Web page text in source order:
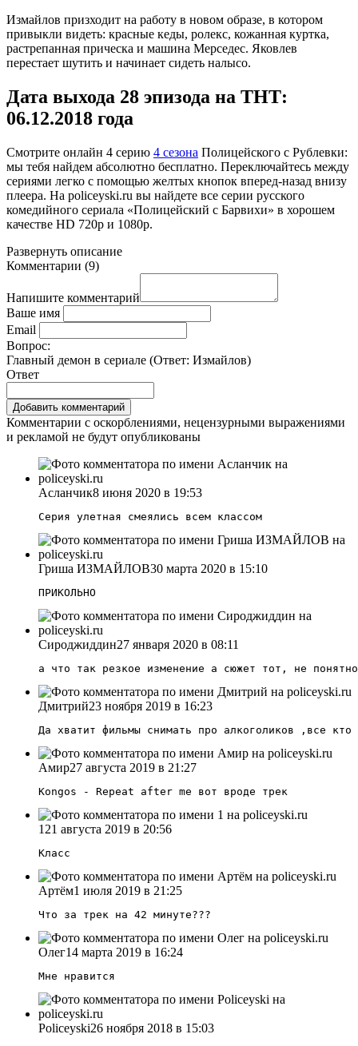
Измайлов призходит на работу в новом образе, в котором
привыкли видеть: красные кеды, ролекс, кожанная куртка,
растрепанная прическа и машина Мерседес. Яковлев
перестает шутить и начинает сидеть налысо.
Дата выхода 28 эпизода на ТНТ:
06.12.2018 года
Смотрите онлайн 4 серию 4 сезона Полицейского с Рублевки:
мы тебя найдем абсолютно бесплатно. Переключайтесь между
сериями легко с помощью желтых кнопок вперед-назад внизу
плеера. На policeyski.ru вы найдете все серии русского
комедийного сериала «Полицейский с Барвихи» в хорошем
качестве HD 720p и 1080p.
Развернуть описание
Комментарии (9)
Напишите комментарий
Ваше имя
Email
Вопрос:
Главный демон в сериале (Ответ: Измайлов)
Ответ
Комментарии с оскорблениями, нецензурными выражениями
и рекламой не будут опубликованы
Асланчик8 июня 2020 в 19:53
Серия улетная смеялись всем классом
Гриша ИЗМАЙЛОВ30 марта 2020 в 15:10
ПРИКОЛЬНО
Сироджиддин27 января 2020 в 08:11
а что так резкое изменение а сюжет тот, не понятно
Дмитрий23 ноября 2019 в 16:23
Да хватит фильмы снимать про алкоголиков ,все
Амир27 августа 2019 в 21:27
Kongos - Repeat after me вот вроде трек
1 21 августа 2019 в 20:56
Класс
Артём1 июля 2019 в 21:25
Что за трек на 42 минуте???
Олег14 марта 2019 в 16:24
Мне нравится
Policeyski26 ноября 2018 в 15:03